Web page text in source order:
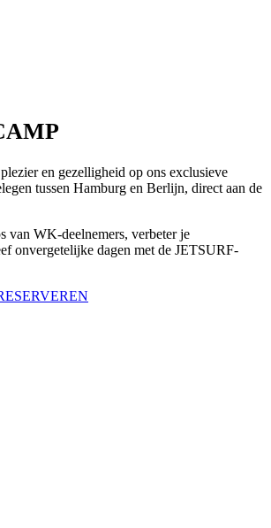
en gezelligheid op ons exclusieve
tussen Hamburg en Berlijn, direct aan de
van WK-deelnemers, verbeter je
onvergetelijke dagen met de JETSURF-